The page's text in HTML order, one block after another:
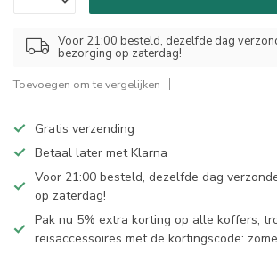
Voor 21:00 besteld, dezelfde dag
bezorging op zaterdag!
Toevoegen om te vergelijken
Gratis verzending
Betaal later met Klarna
Voor 21:00 besteld, dezelfde dag
op zaterdag!
Pak nu 5% extra korting op alle koffers,
reisaccessoires met de kortingscode: